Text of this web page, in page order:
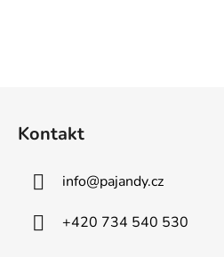
Kontakt
info@pajandy.cz
+420 734 540 530